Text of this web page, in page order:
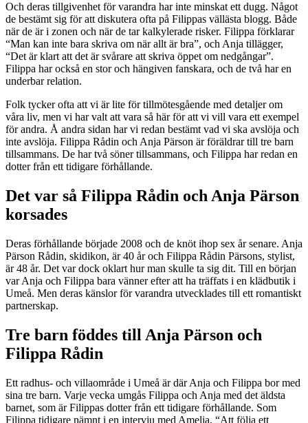
Och deras tillgivenhet för varandra har inte minskat ett dugg. Något
de bestämt sig för att diskutera ofta på Filippas vällästa blogg. Både
när de är i zonen och när de tar kalkylerade risker. Filippa förklarar
“Man kan inte bara skriva om när allt är bra”, och Anja tillägger,
“Det är klart att det är svårare att skriva öppet om nedgångar”.
Filippa har också en stor och hängiven fanskara, och de två har en
underbar relation.
Folk tycker ofta att vi är lite för tillmötesgående med detaljer om
våra liv, men vi har valt att vara så här för att vi vill vara ett exempel
för andra. Å andra sidan har vi redan bestämt vad vi ska avslöja och
inte avslöja. Filippa Rådin och Anja Pärson är föräldrar till tre barn
tillsammans. De har två söner tillsammans, och Filippa har redan en
dotter från ett tidigare förhållande.
Det var så Filippa Rådin och Anja Pärson
korsades
Deras förhållande började 2008 och de knöt ihop sex år senare. Anja
Pärson Rådin, skidikon, är 40 år och Filippa Rådin Pärsons, stylist,
är 48 år. Det var dock oklart hur man skulle ta sig dit. Till en början
var Anja och Filippa bara vänner efter att ha träffats i en klädbutik i
Umeå. Men deras känslor för varandra utvecklades till ett romantiskt
partnerskap.
Tre barn föddes till Anja Pärson och
Filippa Rådin
Ett radhus- och villaområde i Umeå är där Anja och Filippa bor med
sina tre barn. Varje vecka umgås Filippa och Anja med det äldsta
barnet, som är Filippas dotter från ett tidigare förhållande. Som
Filippa tidigare nämnt i en intervju med Amelia, “Att följa ett